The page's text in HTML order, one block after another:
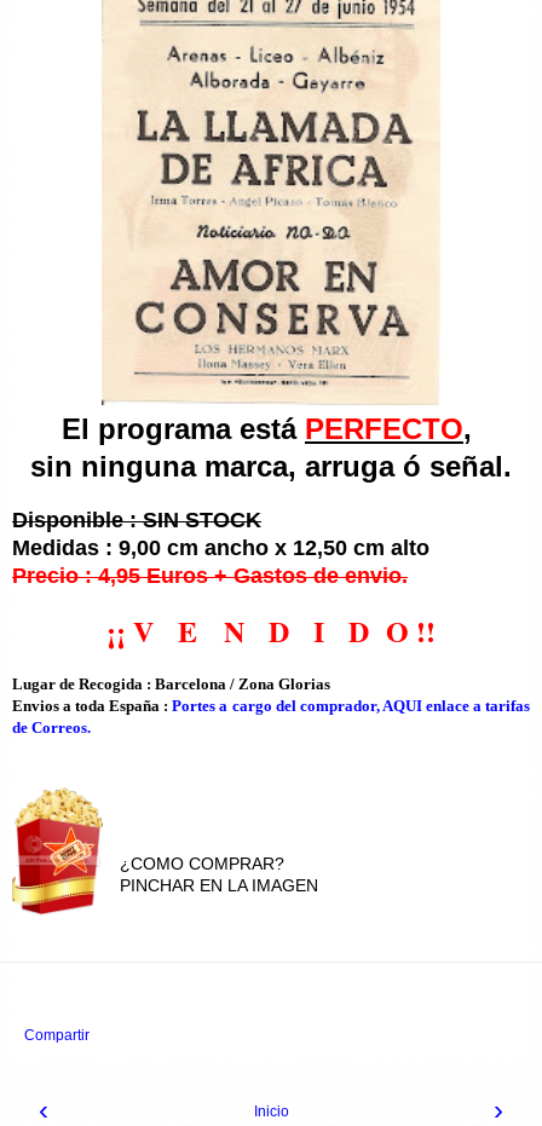
El programa está PERFECTO,
sin ninguna marca, arruga ó señal.
Disponible : SIN STOCK
Medidas : 9,00 cm ancho x 12,50 cm alto
Precio : 4,95 Euros + Gastos de envio.
¡¡ V E N D I D O !!
Lugar de Recogida : Barcelona / Zona Glorias
Envios a toda España :Portes a cargo del comprador, AQUI enlace a tarifas
de Correos.
¿COMO COMPRAR?
PINCHAR EN LA IMAGEN
Compartir
‹ ›
Inicio